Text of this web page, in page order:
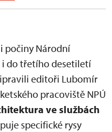
počiny Národní
do třetího desetiletí
editoři Lubomír
pracoviště NPÚ
ve službách
specifické rysy